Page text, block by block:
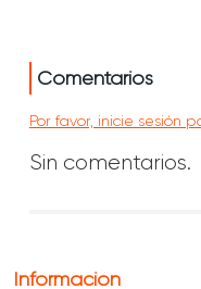
Comentarios
Por favor, inicie sesión
Sin comentarios.
Información